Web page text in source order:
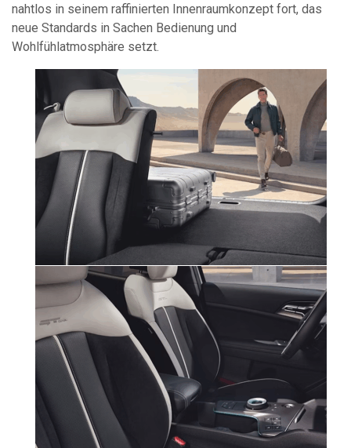
nahtlos in seinem raffinierten Innenraumkonzept fort, das
neue Standards in Sachen Bedienung und
Wohlfühlatmosphäre setzt.